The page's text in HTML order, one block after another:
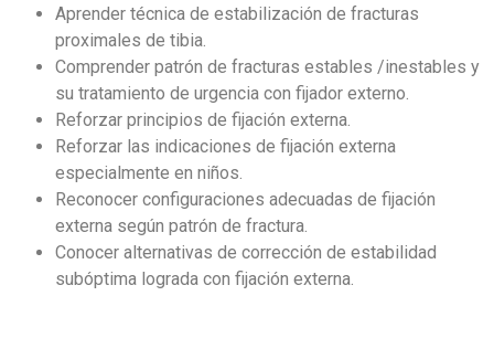
Aprender técnica de estabilización de fracturas
proximales de tibia.
Comprender patrón de fracturas estables /inestables y
su tratamiento de urgencia con fijador externo.
Reforzar principios de fijación externa.
Reforzar las indicaciones de fijación externa
especialmente en niños.
Reconocer configuraciones adecuadas de fijación
externa según patrón de fractura.
Conocer alternativas de corrección de estabilidad
subóptima lograda con fijación externa.